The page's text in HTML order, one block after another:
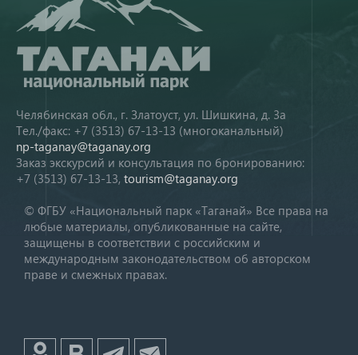
Челябинская обл., г. Златоуст, ул. Шишкина, д. 3а
Тел./факс: +7 (3513) 67-13-13 (многоканальный)
np-taganay@taganay.org
Заказ экскурсий и консультация по бронированию:
+7 (3513) 67-13-13, tourism@taganay.org
© ФГБУ «Национальный парк «Таганай» Все права на
любые материалы, опубликованные на сайте,
защищены в соответствии с российским и
международным законодательством об авторском
праве и смежных правах.